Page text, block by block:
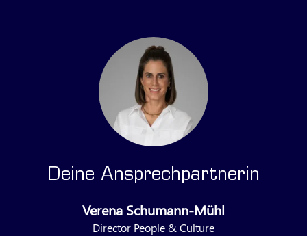
Deine Ansprechpartnerin
Verena Schumann-Mühl
Director People & Culture